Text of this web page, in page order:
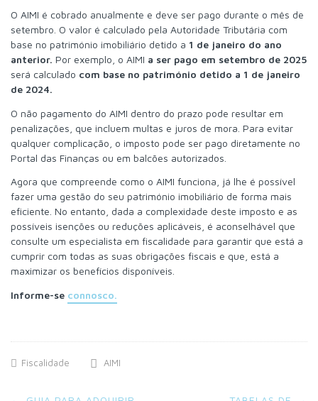
O AIMI é cobrado anualmente e deve ser pago durante o mês de
setembro. O valor é calculado pela Autoridade Tributária com
base no património imobiliário detido a 1 de janeiro do ano
anterior. Por exemplo, o AIMI a ser pago em setembro de 2025
será calculado com base no património detido a 1 de janeiro
de 2024.
O não pagamento do AIMI dentro do prazo pode resultar em
penalizações, que incluem multas e juros de mora. Para evitar
qualquer complicação, o imposto pode ser pago diretamente no
Portal das Finanças ou em balcões autorizados.
Agora que compreende como o AIMI funciona, já lhe é possível
fazer uma gestão do seu património imobiliário de forma mais
eficiente. No entanto, dada a complexidade deste imposto e as
possíveis isenções ou reduções aplicáveis, é aconselhável que
consulte um especialista em fiscalidade para garantir que está a
cumprir com todas as suas obrigações fiscais e que, está a
maximizar os benefícios disponíveis.
Informe-se connosco.
Fiscalidade AIMI